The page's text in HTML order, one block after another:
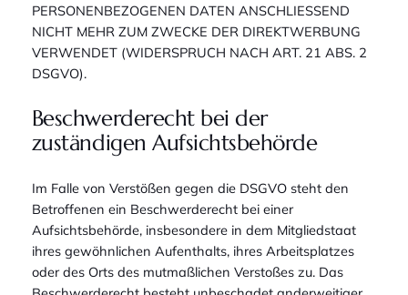
PERSONENBEZOGENEN DATEN ANSCHLIESSEND
NICHT MEHR ZUM ZWECKE DER DIREKTWERBUNG
VERWENDET (WIDERSPRUCH NACH ART. 21 ABS. 2
DSGVO).
Beschwerde­recht bei der
zuständigen Aufsichts­behörde
Im Falle von Verstößen gegen die DSGVO steht den
Betroffenen ein Beschwerderecht bei einer
Aufsichtsbehörde, insbesondere in dem Mitgliedstaat
ihres gewöhnlichen Aufenthalts, ihres Arbeitsplatzes
oder des Orts des mutmaßlichen Verstoßes zu. Das